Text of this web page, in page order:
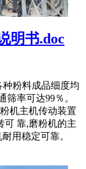
明书.doc
种粉料成品细度均
筛率可达99％。
机主机传动装置
可 靠,磨粉机的主
用稳定可靠。